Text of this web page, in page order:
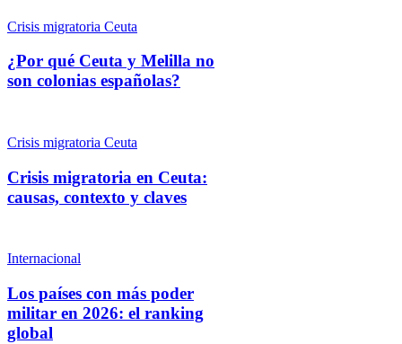
Crisis migratoria Ceuta
¿Por qué Ceuta y Melilla no
son colonias españolas?
Crisis migratoria Ceuta
Crisis migratoria en Ceuta:
causas, contexto y claves
Internacional
Los países con más poder
militar en 2026: el ranking
global